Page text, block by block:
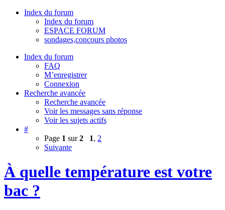
Index du forum
Index du forum
ESPACE FORUM
sondages,concours photos
Index du forum
FAQ
M’enregistrer
Connexion
Recherche avancée
Recherche avancée
Voir les messages sans réponse
Voir les sujets actifs
#
Page 1 sur2 1, 2
Suivante
À quelle température est votre
bac ?